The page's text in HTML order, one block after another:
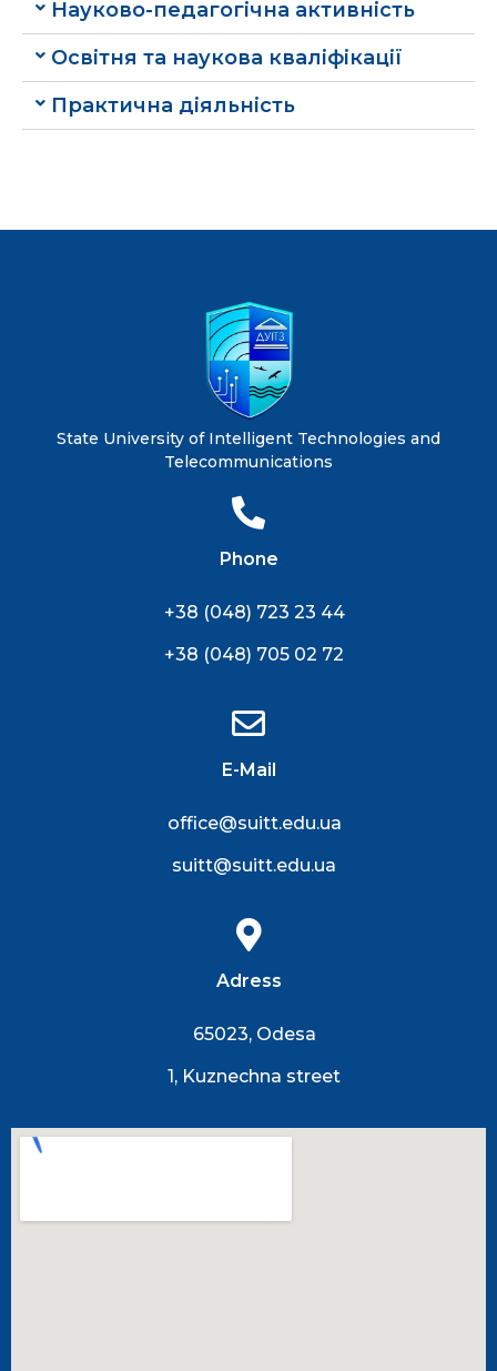
Науково-педагогічна активність
Освітня та наукова кваліфікації
Практична діяльність
State University of Intelligent Technologies and
Telecommunications
Phone
+38 (048) 723 23 44
+38 (048) 705 02 72
E-Mail
office@suitt.edu.ua
suitt@suitt.edu.ua
Adress
65023, Odesa
1, Kuznechna street